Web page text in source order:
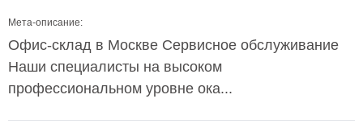
Мета-описание:
Офис-склад в Москве Сервисное обслуживание
Наши специалисты на высоком
профессиональном уровне ока...